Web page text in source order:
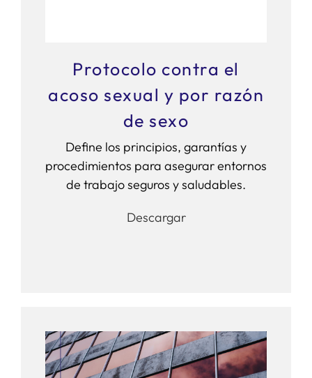
Protocolo contra el
acoso sexual y por razón
de sexo
Define los principios, garantías y
procedimientos para asegurar entornos
de trabajo seguros y saludables.
Descargar